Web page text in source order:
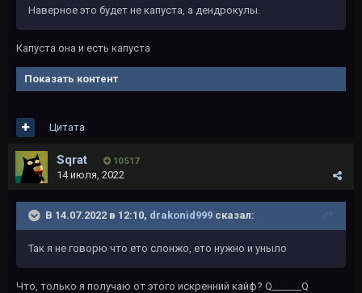
Наверное это будет не капуста, а дендрокулы.
Капуста она и есть капуста
Показать контент
Цитата
Sqrat 10 517
14 июля, 2022
В 14.07.2022 в 12:10, drakonid999 сказал:
Так я не говорю что ето слонжо, ето нужно и уныло
Что, только я получаю от этого искренний кайф? Q______Q